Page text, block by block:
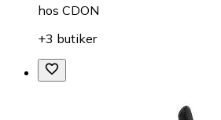
hos CDON
+3 butiker